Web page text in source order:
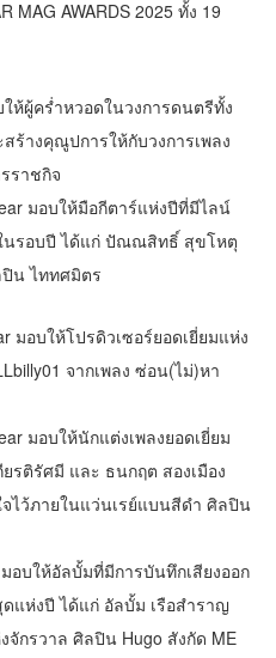
MAG AWARDS 2025 ทั้ง 19
ห้ผู้คร่ำหวอดในวงการดนตรีทั้ง
ร้างคุณูปการให้กับวงการเพลง
ราชกิจ
มอบให้มือกีตาร์แห่งปีที่มีไลน์
นรอบปี ได้แก่ ปัณณสิทธิ์ สุขโหตุ
ปิน ไททศมิตร
มอบให้โปรดิวเซอร์ยอดเยี่ยมแห่ง
จากเพลง ซ่อน(ไม่)หา
มอบให้นักแต่งเพลงยอดเยี่ยม
รติรัศมี และ ธนกฤต สองเมือง
จไว้ภายในแว่นเรย์แบนสีดำ ศิลปิน
อบให้อัลบั้มที่มีการบันทึกเสียงออก
แห่งปี ได้แก่ อัลบั้ม เรือสำราญ
จักรวาล ศิลปิน Hugo สังกัด ME